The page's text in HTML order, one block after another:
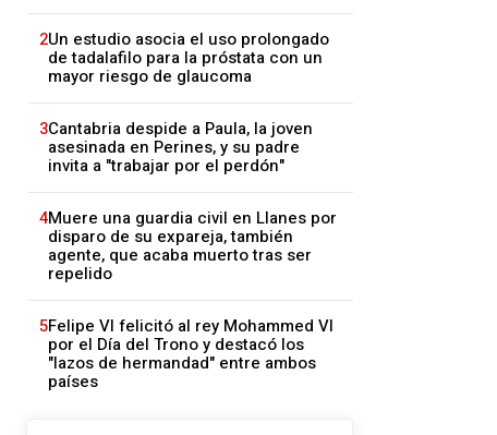
2Un estudio asocia el uso prolongado
de tadalafilo para la próstata con un
mayor riesgo de glaucoma
3Cantabria despide a Paula, la joven
asesinada en Perines, y su padre
invita a "trabajar por el perdón"
4Muere una guardia civil en Llanes por
disparo de su expareja, también
agente, que acaba muerto tras ser
repelido
5Felipe VI felicitó al rey Mohammed VI
por el Día del Trono y destacó los
"lazos de hermandad" entre ambos
países